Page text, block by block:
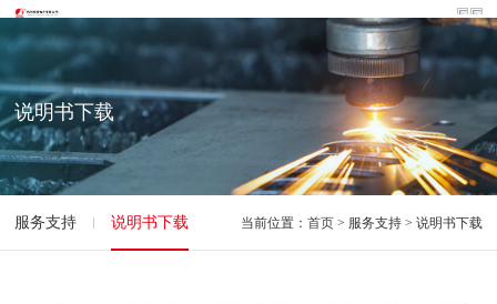
说明书下载
服务支持 说明书下载 当前位置： 首页> 服务支持 > 说明书下载